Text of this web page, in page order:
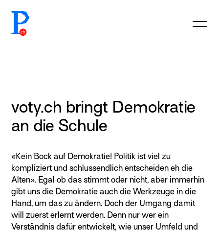
prototypefund.ch logo
voty.ch bringt Demokratie
an die Schule
«Kein Bock auf Demokratie! Politik ist viel zu
kompliziert und schlussendlich entscheiden eh die
Alten». Egal ob das stimmt oder nicht, aber immerhin
gibt uns die Demokratie auch die Werkzeuge in die
Hand, um das zu ändern. Doch der Umgang damit
will zuerst erlernt werden. Denn nur wer ein
Verständnis dafür entwickelt, wie unser Umfeld und